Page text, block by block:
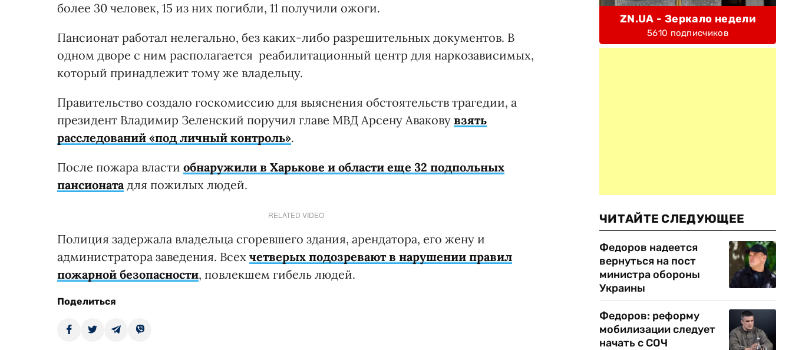
более 30 человек, 15 из них погибли, 11 получили ожоги.
Пансионат работал нелегально, без каких-либо разрешительных документов. В
одном дворе с ним располагается реабилитационный центр для наркозависимых,
который принадлежит тому же владельцу.
Правительство создало госкомиссию для выяснения обстоятельств трагедии, а
президент Владимир Зеленский поручил главе МВД Арсену Авакову взять
расследований «под личный контроль».
После пожара власти обнаружили в Харькове и области еще 32 подпольных
пансионатадля пожилых людей.
RELATED VIDEO
Полиция задержала владельца сгоревшего здания, арендатора, его жену и
администратора заведения. Всех четверых подозревают в нарушении правил
пожарной безопасности, повлекшем гибель людей.
Поделиться
ZN.UA - Зеркало недели
5610 подписчиков
ЧИТАЙТЕ СЛЕДУЮЩЕЕ
Федоров надеется
вернуться на пост
министра обороны
Украины
Федоров: реформу
мобилизации следует
начать с СОЧ